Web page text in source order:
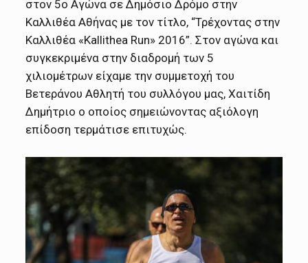
στον 5ο Αγώνα σε Δημόσιο Δρόμο στην
Καλλιθέα Αθήνας με τον τίτλο, “Τρέχοντας στην
Καλλιθέα «Kallithea Run» 2016”. Στον αγώνα και
συγκεκριμένα στην διαδρομή των 5
χιλιομέτρων είχαμε την συμμετοχή του
Βετεράνου Αθλητή του συλλόγου μας, Χαιτίδη
Δημήτριο ο οποίος σημειώνοντας αξιόλογη
επίδοση τερμάτισε επιτυχώς.